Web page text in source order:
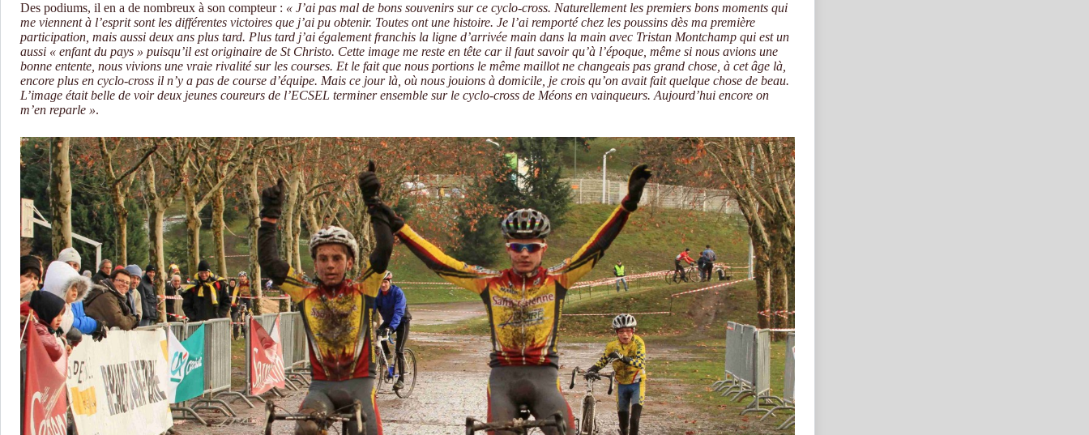
Des podiums, il en a de nombreux à son compteur : « J’ai pas mal de bons souvenirs sur ce cyclo-cross. Naturellement les premiers bons moments qui
me viennent à l’esprit sont les différentes victoires que j’ai pu obtenir. Toutes ont une histoire. Je l’ai remporté chez les poussins dès ma première
participation, mais aussi deux ans plus tard. Plus tard j’ai également franchis la ligne d’arrivée main dans la main avec Tristan Montchamp qui est un
aussi « enfant du pays » puisqu’il est originaire de St Christo. Cette image me reste en tête car il faut savoir qu’à l’époque, même si nous avions une
bonne entente, nous vivions une vraie rivalité sur les courses. Et le fait que nous portions le même maillot ne changeais pas grand chose, à cet âge là,
encore plus en cyclo-cross il n’y a pas de course d’équipe. Mais ce jour là, où nous jouions à domicile, je crois qu’on avait fait quelque chose de beau.
L’image était belle de voir deux jeunes coureurs de l’ECSEL terminer ensemble sur le cyclo-cross de Méons en vainqueurs. Aujourd’hui encore on
m’en reparle ».